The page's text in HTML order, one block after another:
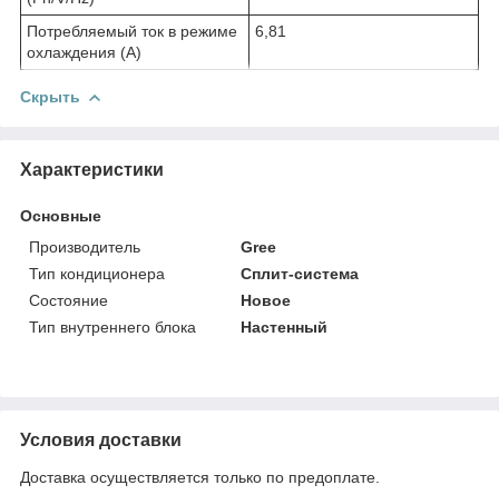
Потребляемый ток в режиме
охлаждения (A)
6,81
Скрыть
Характеристики
Основные
Производитель
Gree
Тип кондиционера
Сплит-система
Состояние
Новое
Тип внутреннего блока
Настенный
Условия доставки
Доставка осуществляется только по предоплате.